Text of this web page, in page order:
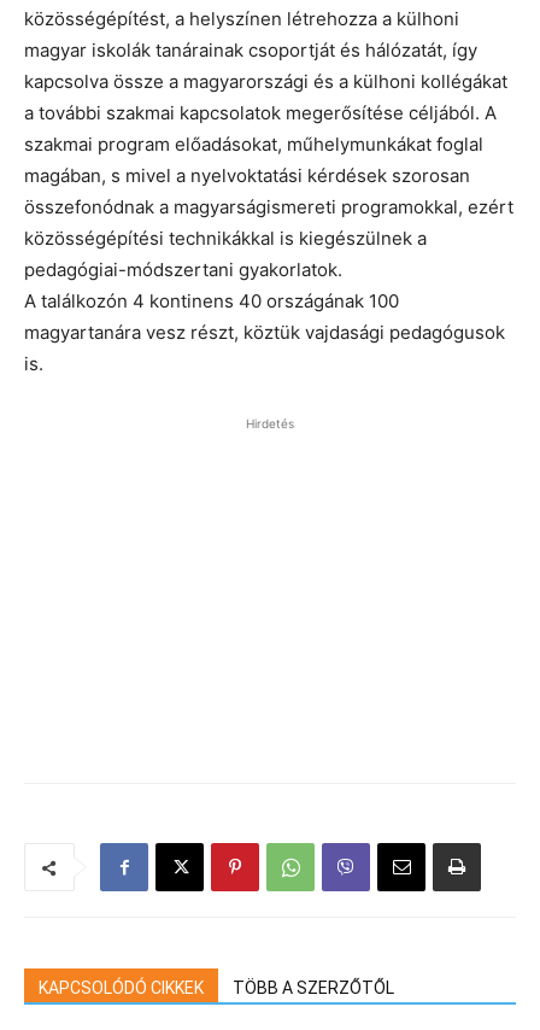
közösségépítést, a helyszínen létrehozza a külhoni
magyar iskolák tanárainak csoportját és hálózatát, így
kapcsolva össze a magyarországi és a külhoni kollégákat
a további szakmai kapcsolatok megerősítése céljából. A
szakmai program előadásokat, műhelymunkákat foglal
magában, s mivel a nyelvoktatási kérdések szorosan
összefonódnak a magyarságismereti programokkal, ezért
közösségépítési technikákkal is kiegészülnek a
pedagógiai-módszertani gyakorlatok.
A találkozón 4 kontinens 40 országának 100
magyartanára vesz részt, köztük vajdasági pedagógusok
is.
Hirdetés
KAPCSOLÓDÓ CIKKEK TÖBB A SZERZŐTŐL